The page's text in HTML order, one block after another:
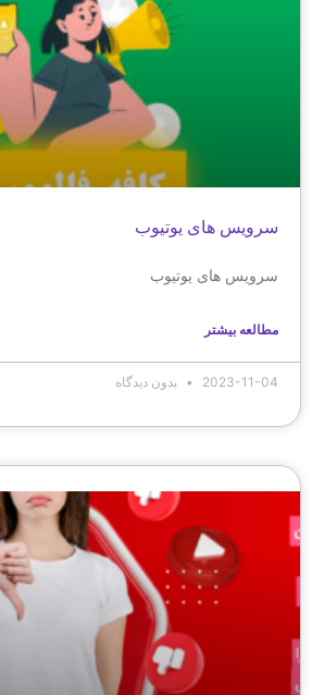
سرویس های یوتیوب
سرویس های یوتیوب
مطالعه بیشتر
2023-11-04 بدون دیدگاه